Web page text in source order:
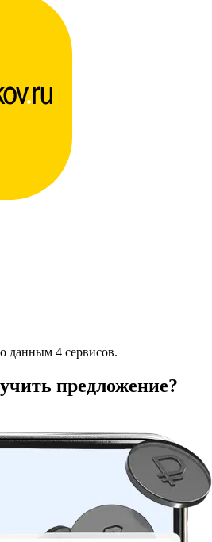
данным 4 сервисов.
предложение?